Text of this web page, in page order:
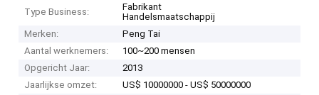
Type Business:
Fabrikant
Handelsmaatschappij
Merken:
Peng Tai
Aantal werknemers:
100~200 mensen
Opgericht Jaar:
2013
Jaarlijkse omzet:
US$ 10000000 - US$ 50000000